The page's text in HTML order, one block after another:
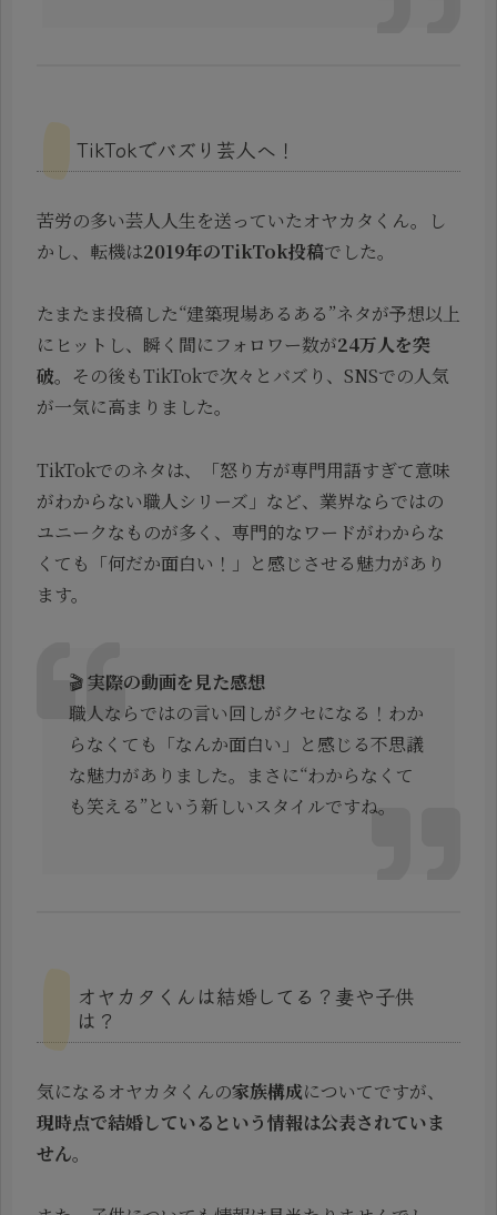
TikTokでバズり芸人へ！
苦労の多い芸人人生を送っていたオヤカタくん。し
かし、転機は2019年のTikTok投稿でした。
たまたま投稿した“建築現場あるある”ネタが予想以上
にヒットし、瞬く間にフォロワー数が24万人を突
破。その後もTikTokで次々とバズり、SNSでの人気
が一気に高まりました。
TikTokでのネタは、「怒り方が専門用語すぎて意味
がわからない職人シリーズ」など、業界ならではの
ユニークなものが多く、専門的なワードがわからな
くても「何だか面白い！」と感じさせる魅力があり
ます。
🎬実際の動画を見た感想
職人ならではの言い回しがクセになる！わか
らなくても「なんか面白い」と感じる不思議
な魅力がありました。まさに“わからなくて
も笑える”という新しいスタイルですね。
オヤカタくんは結婚してる？妻や子供
は？
気になるオヤカタくんの家族構成についてですが、
現時点で結婚しているという情報は公表されていま
せん。